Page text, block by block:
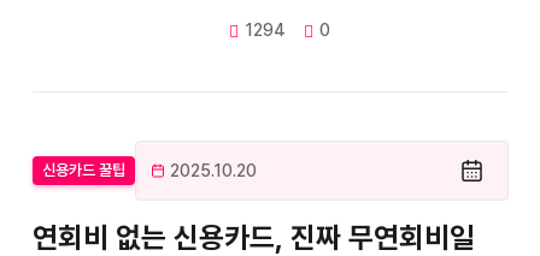
1294 0
신용카드 꿀팁 2025.10.20
연회비 없는 신용카드, 진짜 무연회비일